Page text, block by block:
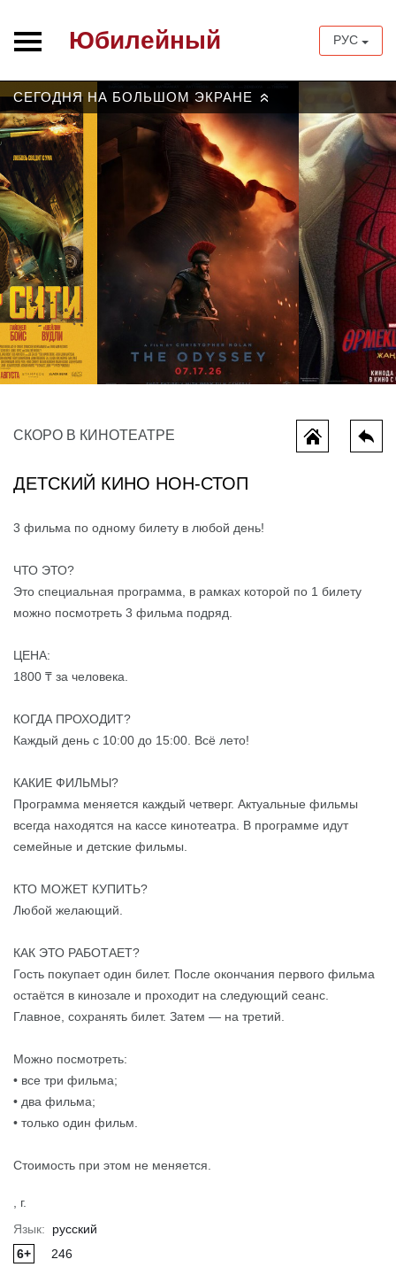
Юбилейный РУС
Одиссея
СЕГОДНЯ НА БОЛЬШОМ ЭКРАНЕ »
СКОРО В КИНОТЕАТРЕ
ДЕТСКИЙ КИНО НОН-СТОП
3 фильма по одному билету в любой день!
ЧТО ЭТО?
Это специальная программа, в рамках которой по 1 билету
можно посмотреть 3 фильма подряд.
ЦЕНА:
1800 ₸ за человека.
КОГДА ПРОХОДИТ?
Каждый день с 10:00 до 15:00. Всё лето!
КАКИЕ ФИЛЬМЫ?
Программа меняется каждый четверг. Актуальные фильмы
всегда находятся на кассе кинотеатра. В программе идут
семейные и детские фильмы.
КТО МОЖЕТ КУПИТЬ?
Любой желающий.
КАК ЭТО РАБОТАЕТ?
Гость покупает один билет. После окончания первого фильма
остаётся в кинозале и проходит на следующий сеанс.
Главное, сохранять билет. Затем — на третий.
Можно посмотреть:
• все три фильма;
• два фильма;
• только один фильм.
Стоимость при этом не меняется.
, г.
Язык:
русский
6+
246